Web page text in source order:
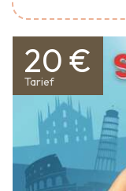
20 €
Tarief